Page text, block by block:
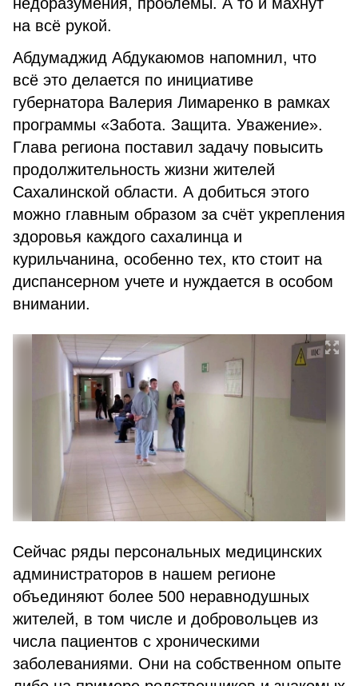
на всё рукой.
Абдумаджид Абдукаюмов напомнил, что
всё это делается по инициативе
губернатора Валерия Лимаренко в рамках
программы «Забота. Защита. Уважение».
Глава региона поставил задачу повысить
продолжительность жизни жителей
Сахалинской области. А добиться этого
можно главным образом за счёт укрепления
здоровья каждого сахалинца и
курильчанина, особенно тех, кто стоит на
диспансерном учете и нуждается в особом
внимании.
Сейчас ряды персональных медицинских
администраторов в нашем регионе
объединяют более 500 неравнодушных
жителей, в том числе и добровольцев из
числа пациентов с хроническими
заболеваниями. Они на собственном опыте